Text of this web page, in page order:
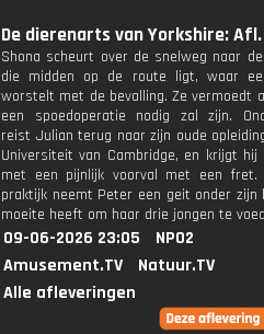
De dierenarts van Yorkshire:
Shona scheurt over de snelweg naar
die midden op de route ligt, waar
worstelt met de bevalling. Ze vermoedt
een spoedoperatie nodig zal zijn.
reist Julian terug naar zijn oude
Universiteit van Cambridge, en krijgt hij
met een pijnlijk voorval met een
praktijk neemt Peter een geit onder zijn
moeite heeft om haar drie jongen te
09-06-2026 23:05
NPO2
Amusement.TV
Natuur.TV
Alle afleveringen